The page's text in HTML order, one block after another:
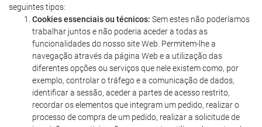
seguintes tipos:
Cookies essenciais ou técnicos: Sem estes não poderíamos
trabalhar juntos e não poderia aceder a todas as
funcionalidades do nosso site Web. Permitem-lhe a
navegação através da página Web e a utilização das
diferentes opções ou serviços que nele existem como, por
exemplo, controlar o tráfego e a comunicação de dados,
identificar a sessão, aceder a partes de acesso restrito,
recordar os elementos que integram um pedido, realizar o
processo de compra de um pedido, realizar a solicitude de